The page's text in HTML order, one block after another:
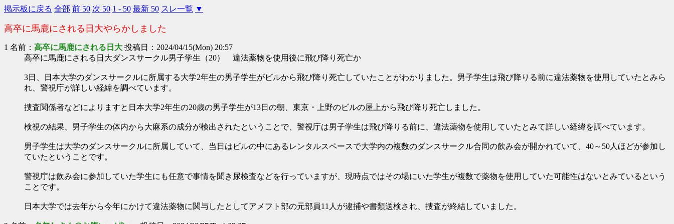
掲示板に戻る 全部 前 50 次 50 1 - 50 最新 50 スレ一覧 ▼
高卒に馬鹿にされる日大やらかしました
1 名前： 高卒に馬鹿にされる日大 投稿日：2024/04/15(Mon) 20:57
高卒に馬鹿にされる日大ダンスサークル男子学生（20） 違法薬物を使用後に飛び降り死亡か
3日、日本大学のダンスサークルに所属する大学2年生の男子学生がビルから飛び降り死亡していたことがわかりました。男子学生は飛び降りる前に違法薬物を使用していたとみら
れ、警視庁が詳しい経緯を調べています。
捜査関係者などによりますと日本大学2年生の20歳の男子学生が13日の朝、東京・上野のビルの屋上から飛び降り死亡しました。
検視の結果、男子学生の体内から大麻系の成分が検出されたということで、警視庁は男子学生は飛び降りる前に、違法薬物を使用していたとみて詳しい経緯を調べています。
男子学生は大学のダンスサークルに所属していて、当日はビルの中にあるレンタルスペースで大学内の複数のダンスサークル合同の飲み会が開かれていて、40～50人ほどが参加し
ていたということです。
警視庁は飲み会に参加していた学生にも任意で事情を聞き尿検査などを行っていますが、現時点ではその場にいた学生が複数で薬物を使用していた可能性はないとみているという
ことです。
日本大学では去年から今年にかけて違法薬物に関与したとしてアメフト部の元部員11人が逮捕や書類送検され、捜査が終結していました。